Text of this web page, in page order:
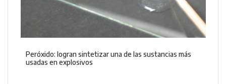
Peróxido: logran sintetizar una de las sustancias más
usadas en explosivos